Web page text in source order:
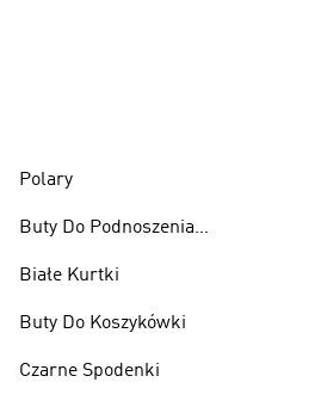
Polary
Buty Do Podnoszenia
Białe Kurtki
Buty Do Koszykówki
Czarne Spodenki